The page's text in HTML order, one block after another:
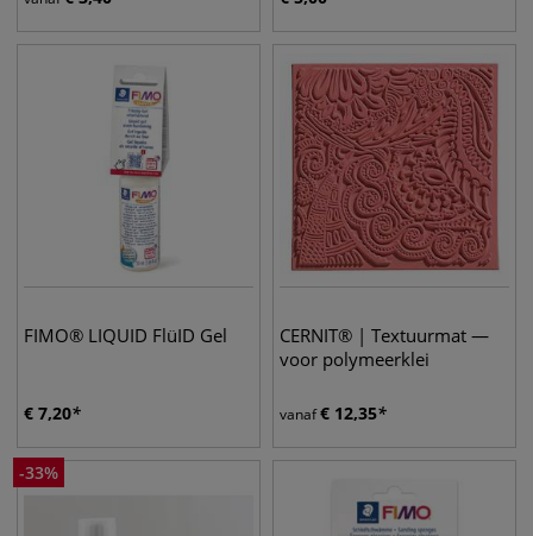
FIMO® LIQUID FlüID Gel
€ 7,20
CERNIT® | Textuurmat —
voor polymeerklei
vanaf€ 12,35
-33%